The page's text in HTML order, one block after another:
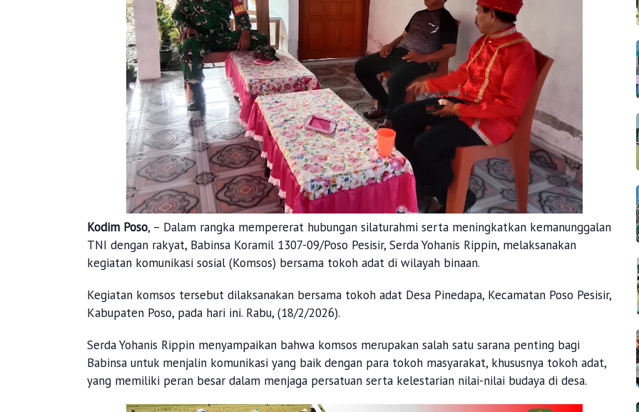
Kodim Poso, – Dalam rangka mempererat hubungan silaturahmi serta meningkatkan kemanunggalan
TNI dengan rakyat, Babinsa Koramil 1307-09/Poso Pesisir, Serda Yohanis Rippin, melaksanakan
kegiatan komunikasi sosial (Komsos) bersama tokoh adat di wilayah binaan.
Kegiatan komsos tersebut dilaksanakan bersama tokoh adat Desa Pinedapa, Kecamatan Poso Pesisir,
Kabupaten Poso, pada hari ini. Rabu, (18/2/2026).
Serda Yohanis Rippin menyampaikan bahwa komsos merupakan salah satu sarana penting bagi
Babinsa untuk menjalin komunikasi yang baik dengan para tokoh masyarakat, khususnya tokoh adat,
yang memiliki peran besar dalam menjaga persatuan serta kelestarian nilai-nilai budaya di desa.